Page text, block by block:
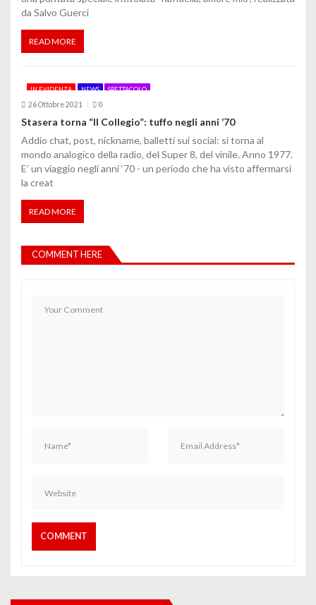
da Salvo Guerci
READ MORE
IN EVIDENZA NEWS SPETTACOLO
26 Ottobre 2021 0
Stasera torna “Il Collegio”: tuffo negli anni ’70
Addio chat, post, nickname, balletti sui social: si torna al
mondo analogico della radio, del Super 8, del vinile. Anno 1977.
E’ un viaggio negli anni ‘70 - un periodo che ha visto affermarsi
la creat
READ MORE
COMMENT HERE